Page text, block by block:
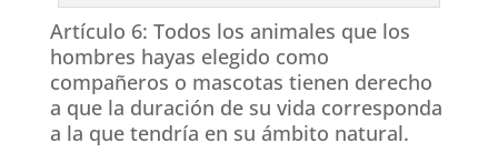
Artículo 6: Todos los animales que los
hombres hayas elegido como
compañeros o mascotas tienen derecho
a que la duración de su vida corresponda
a la que tendría en su ámbito natural.